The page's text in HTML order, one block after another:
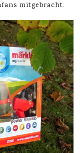
mitgebracht.